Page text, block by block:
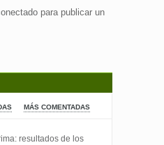
para publicar un
MÁS COMENTADAS
resultados de los